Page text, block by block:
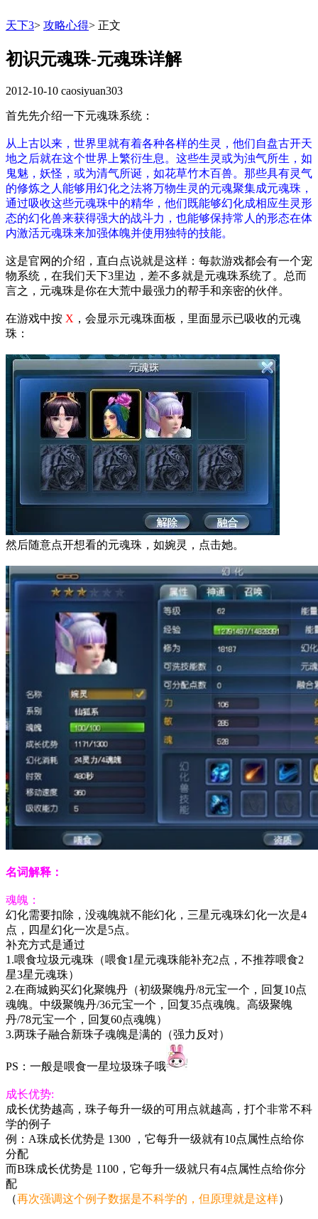
天下3> 攻略心得> 正文
初识元魂珠-元魂珠详解
2012-10-10 caosiyuan303
首先先介绍一下元魂珠系统：
从上古以来，世界里就有着各种各样的生灵，他们自盘古开天
地之后就在这个世界上繁衍生息。这些生灵或为浊气所生，如
鬼魅，妖怪，或为清气所诞，如花草竹木百兽。那些具有灵气
的修炼之人能够用幻化之法将万物生灵的元魂聚集成元魂珠，
通过吸收这些元魂珠中的精华，他们既能够幻化成相应生灵形
态的幻化兽来获得强大的战斗力，也能够保持常人的形态在体
内激活元魂珠来加强体魄并使用独特的技能。
这是官网的介绍，直白点说就是这样：每款游戏都会有一个宠
物系统，在我们天下3里边，差不多就是元魂珠系统了。总而
言之，元魂珠是你在大荒中最强力的帮手和亲密的伙伴。
在游戏中按 X ，会显示元魂珠面板，里面显示已吸收的元魂
珠：
然后随意点开想看的元魂珠，如婉灵，点击她。
名词解释：
魂魄：
幻化需要扣除，没魂魄就不能幻化，三星元魂珠幻化一次是4
点，四星幻化一次是5点。
补充方式是通过
1.喂食垃圾元魂珠（喂食1星元魂珠能补充2点，不推荐喂食2
星3星元魂珠）
2.在商城购买幻化聚魄丹（初级聚魄丹/8元宝一个，回复10点
魂魄。中级聚魄丹/36元宝一个，回复35点魂魄。高级聚魄
丹/78元宝一个，回复60点魂魄）
3.两珠子融合新珠子魂魄是满的（强力反对）
PS：一般是喂食一星垃圾珠子哦
成长优势:
成长优势越高，珠子每升一级的可用点就越高，打个非常不科
学的例子
例：A珠成长优势是 1300 ，它每升一级就有10点属性点给你
分配
而B珠成长优势是 1100，它每升一级就只有4点属性点给你分
配
（再次强调这个例子数据是不科学的，但原理就是这样）